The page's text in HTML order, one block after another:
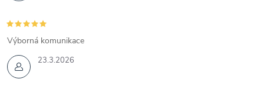
23.3.2026
Výborná komunikace